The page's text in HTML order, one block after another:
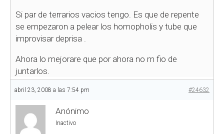
Si par de terrarios vacios tengo. Es que de repente
se empezaron a pelear los homopholis y tube que
improvisar deprisa .
Ahora lo mejorare que por ahora no m fio de
juntarlos.
abril 23, 2008 a las 7:54 pm #24632
Anónimo
Inactivo